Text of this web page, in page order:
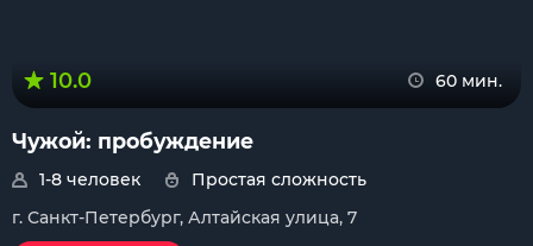
10.0 60 мин.
Чужой: пробуждение
1-8 человек
Простая сложность
г. Санкт-Петербург, Алтайская улица, 7